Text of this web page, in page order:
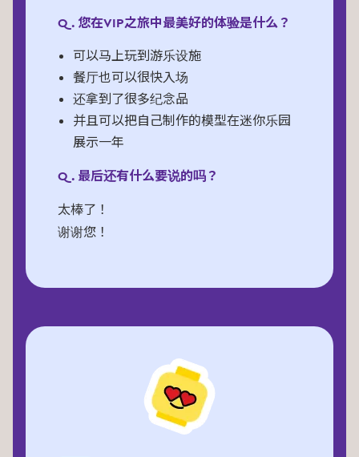
Q. 您在VIP之旅中最美好的体验是什么？
可以马上玩到游乐设施
餐厅也可以很快入场
还拿到了很多纪念品
并且可以把自己制作的模型在迷你乐园
展示一年
Q. 最后还有什么要说的吗？
太棒了！
谢谢您！